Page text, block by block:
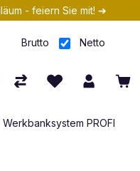
- feiern Sie mit! ➔
Brutto Netto
Werkbanksystem PROFI